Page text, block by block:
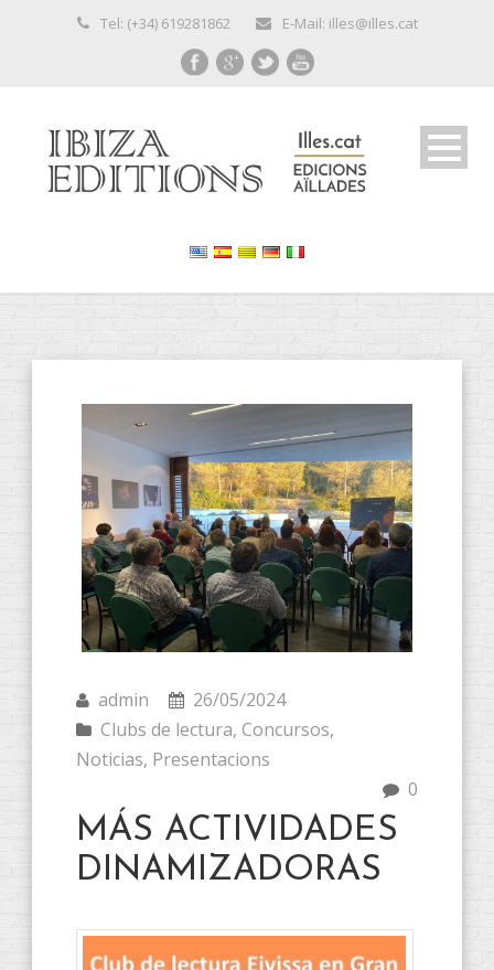
Tel: (+34) 619281862 E-Mail: illes@illes.cat
admin
26/05/2024
Clubs de lectura, Concursos,
Noticias, Presentacions
0
MÁS ACTIVIDADES
DINAMIZADORAS